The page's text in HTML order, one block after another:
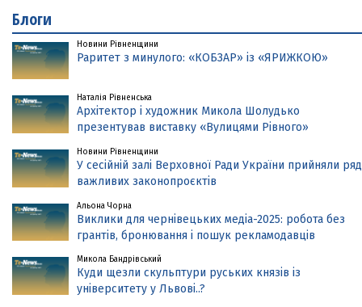
Блоги
Новини Рівненщини
Раритет з минулого: «КОБЗАР» із «ЯРИЖКОЮ»
Наталія Рівненська
Архітектор і художник Микола Шолудько
презентував виставку «Вулицями Рівного»
Новини Рівненщини
У сесійній залі Верховної Ради України прийняли ряд
важливих законопроєктів
Альона Чорна
Виклики для чернівецьких медіа-2025: робота без
грантів, бронювання і пошук рекламодавців
Микола Бандрівський
Куди щезли скульптури руських князів із
університету у Львові..?